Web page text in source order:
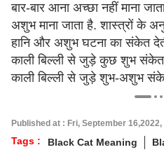
बार-बार आना अच्‍छा नहीं माना
अशुभ माना जाता है. शास्त्रों के
हानि और अशुभ घटना का संकेत
काली बिल्ली से जुड़े कुछ शुभ संकेत
काली बिल्ली से जुड़े शुभ-अशुभ
Published at : Fri, September 16,2022,
Tags : Black Cat Meaning